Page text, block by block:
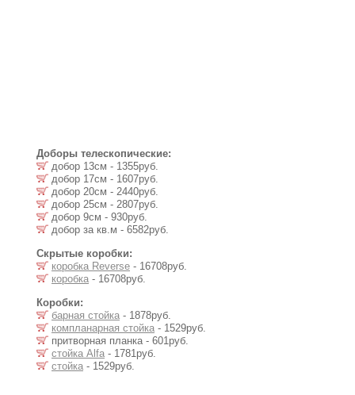
Доборы телескопические:
добор 13см - 1355руб.
добор 17см - 1607руб.
добор 20см - 2440руб.
добор 25см - 2807руб.
добор 9см - 930руб.
добор за кв.м - 6582руб.
Скрытые коробки:
коробка Reverse - 16708руб.
коробка - 16708руб.
Коробки:
барная стойка - 1878руб.
компланарная стойка - 1529руб.
притворная планка - 601руб.
стойка Alfa - 1781руб.
стойка - 1529руб.